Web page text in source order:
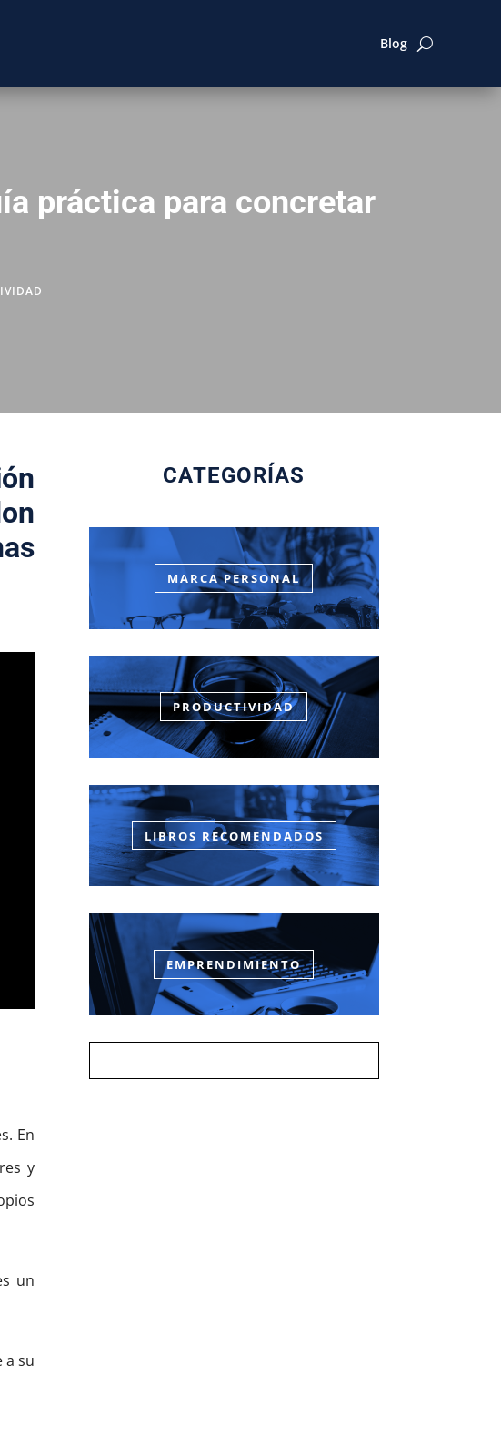
Blog
práctica para concretar
En
y
un
a su
CATEGORÍAS
MARCA PERSONAL
PRODUCTIVIDAD
LIBROS RECOMENDADOS
EMPRENDIMIENTO